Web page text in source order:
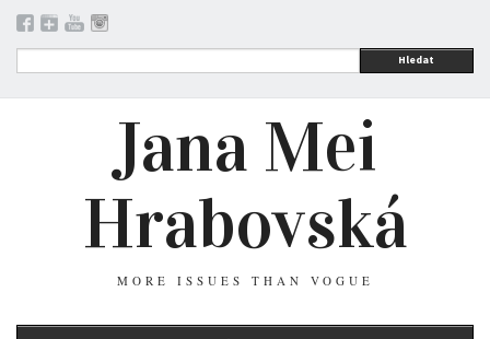
Hledat
Jana Mei
Hrabovská
MORE ISSUES THAN VOGUE